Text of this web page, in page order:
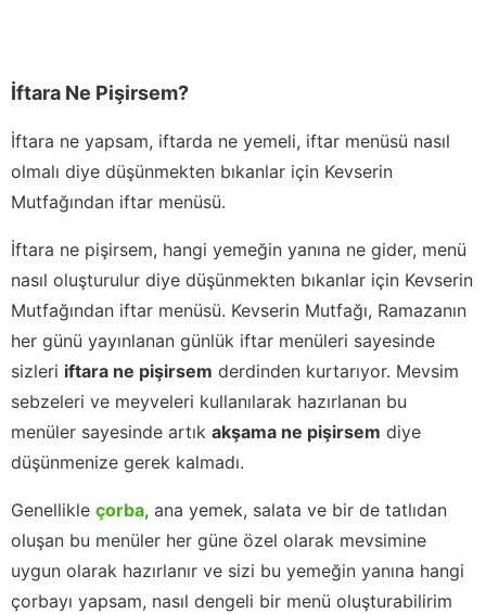
İftara Ne Pişirsem?
İftara ne yapsam, iftarda ne yemeli, iftar menüsü nasıl
olmalı diye düşünmekten bıkanlar için Kevserin
Mutfağından iftar menüsü.
İftara ne pişirsem, hangi yemeğin yanına ne gider, menü
nasıl oluşturulur diye düşünmekten bıkanlar için Kevserin
Mutfağından iftar menüsü. Kevserin Mutfağı, Ramazanın
her günü yayınlanan günlük iftar menüleri sayesinde
sizleri iftara ne pişirsem derdinden kurtarıyor. Mevsim
sebzeleri ve meyveleri kullanılarak hazırlanan bu
menüler sayesinde artık akşama ne pişirsem diye
düşünmenize gerek kalmadı.
Genellikle çorba, ana yemek, salata ve bir de tatlıdan
oluşan bu menüler her güne özel olarak mevsimine
uygun olarak hazırlanır ve sizi bu yemeğin yanına hangi
çorbayı yapsam, nasıl dengeli bir menü oluşturabilirim